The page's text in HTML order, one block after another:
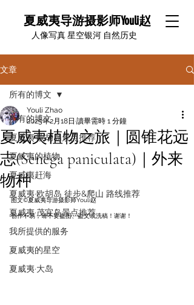
夏威夷导游摄影师Youli赵
​人像写真 星空银河 自然历史
文章
所有的博文
夏威夷·欧胡岛景点推荐
夏威夷的植物
夏威夷赶海
夏威夷·欧胡岛 徒步&爬山 路线推荐
夏威夷·茂宜岛景点推荐
我所提供的服务
夏威夷的星空
夏威夷·大岛
所有的博文
夏威夷植物之旅｜圆锥花远
志(Senega paniculata)｜外来
物种
Youli Zhao
2025年2月18日 讀畢需時 1 分鐘
图文©️夏威夷导游摄影师Youli赵
创作不易，请不要盗图、盗文或洗稿！谢谢！